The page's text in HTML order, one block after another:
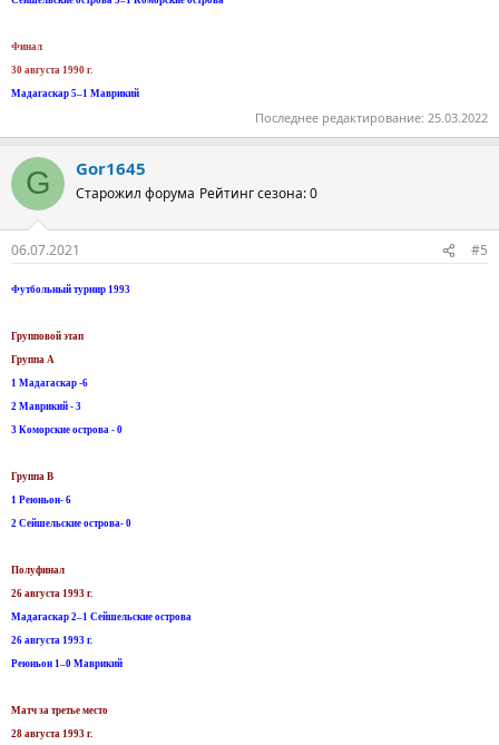
Финал
30 августа 1990 г.
Мадагаскар 5–1 Маврикий
Последнее редактирование: 25.03.2022
G Gor1645
Старожил форума Рейтинг сезона: 0
06.07.2021 #5
Футбольный турнир 1993
Групповой этап
Группа А
1 Мадагаскар -6
2 Маврикий - 3
3 Коморские острова - 0
Группа B
1 Реюньон- 6
2 Сейшельские острова- 0
Полуфинал
26 августа 1993 г.
Мадагаскар 2–1 Сейшельские острова
26 августа 1993 г.
Реюньон 1–0 Маврикий
Матч за третье место
28 августа 1993 г.